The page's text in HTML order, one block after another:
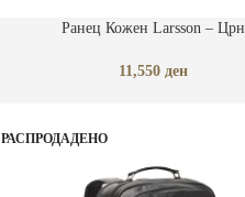
ДОДАЈ ВО КОШНИЧКА
Ранец Кожен Larsson – Црн
11,550 ден
РАСПРОДАДЕНО